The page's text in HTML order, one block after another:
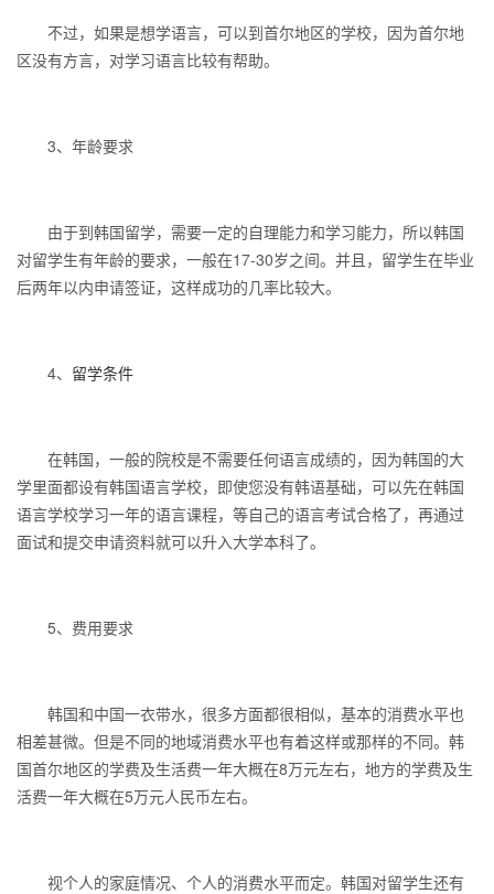
不过，如果是想学语言，可以到首尔地区的学校，因为首尔地
区没有方言，对学习语言比较有帮助。
3、年龄要求
由于到韩国留学，需要一定的自理能力和学习能力，所以韩国
对留学生有年龄的要求，一般在17-30岁之间。并且，留学生在毕业
后两年以内申请签证，这样成功的几率比较大。
4、 留学条件
在韩国，一般的院校是不需要任何语言成绩的，因为韩国的大
学里面都设有韩国语言学校，即使您没有韩语基础，可以先在韩国
语言学校学习一年的语言课程，等自己的语言考试合格了，再通过
面试和提交申请资料就可以升入大学本科了。
5、费用要求
韩国和中国一衣带水，很多方面都很相似，基本的消费水平也
相差甚微。但是不同的地域消费水平也有着这样或那样的不同。韩
国首尔地区的学费及生活费一年大概在8万元左右，地方的学费及生
活费一年大概在5万元人民币左右。
视个人的家庭情况、个人的消费水平而定。韩国对留学生还有